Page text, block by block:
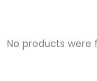
No products were